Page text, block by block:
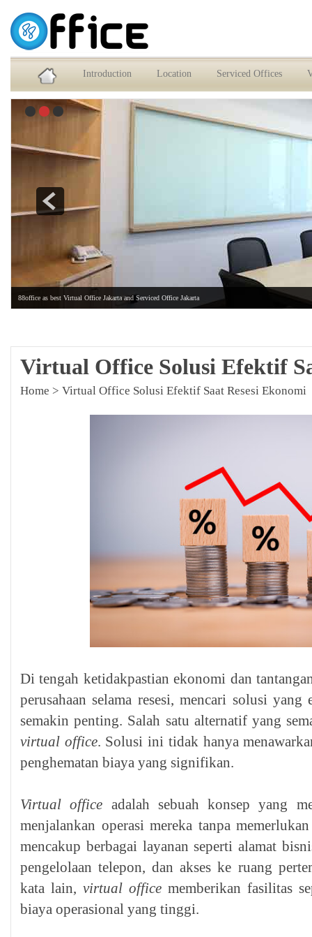
Service Office dan Virtual Office Jakarta Selatan
Introduction Location Serviced Offices
88office as best Virtual Office Jakarta and Serviced Office Jakarta
Virtual Office Solusi Efektif
Home > Virtual Office Solusi Efektif Saat Resesi Ekonomi
Di tengah ketidakpastian ekonomi dan
perusahaan selama resesi, mencari solusi
semakin penting. Salah satu alternatif yang
virtual office. Solusi ini tidak hanya
penghematan biaya yang signifikan.
Virtual office adalah sebuah konsep yang
menjalankan operasi mereka tanpa
mencakup berbagai layanan seperti alamat
pengelolaan telepon, dan akses ke ruang
kata lain, virtual office memberikan fasilitas
biaya operasional yang tinggi.